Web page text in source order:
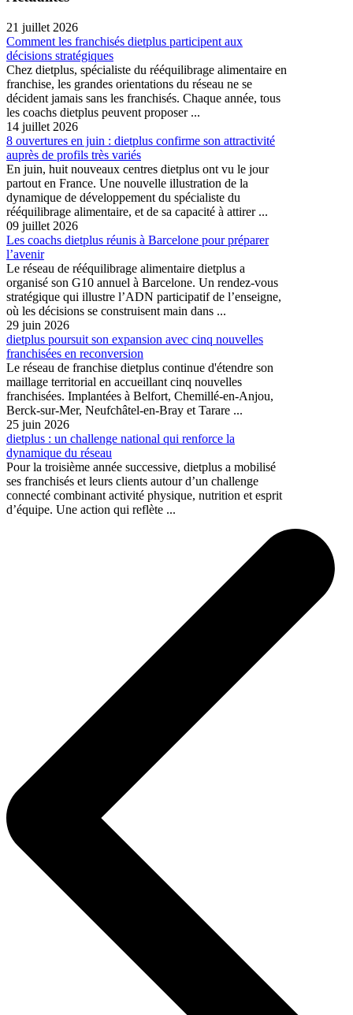
21 juillet 2026
Comment les franchisés dietplus participent aux
décisions stratégiques
Chez dietplus, spécialiste du rééquilibrage alimentaire en
franchise, les grandes orientations du réseau ne se
décident jamais sans les franchisés. Chaque année, tous
les coachs dietplus peuvent proposer ...
14 juillet 2026
8 ouvertures en juin : dietplus confirme son attractivité
auprès de profils très variés
En juin, huit nouveaux centres dietplus ont vu le jour
partout en France. Une nouvelle illustration de la
dynamique de développement du spécialiste du
rééquilibrage alimentaire, et de sa capacité à attirer ...
09 juillet 2026
Les coachs dietplus réunis à Barcelone pour préparer
l’avenir
Le réseau de rééquilibrage alimentaire dietplus a
organisé son G10 annuel à Barcelone. Un rendez-vous
stratégique qui illustre l’ADN participatif de l’enseigne,
où les décisions se construisent main dans ...
29 juin 2026
dietplus poursuit son expansion avec cinq nouvelles
franchisées en reconversion
Le réseau de franchise dietplus continue d'étendre son
maillage territorial en accueillant cinq nouvelles
franchisées. Implantées à Belfort, Chemillé-en-Anjou,
Berck-sur-Mer, Neufchâtel-en-Bray et Tarare ...
25 juin 2026
dietplus : un challenge national qui renforce la
dynamique du réseau
Pour la troisième année successive, dietplus a mobilisé
ses franchisés et leurs clients autour d’un challenge
connecté combinant activité physique, nutrition et esprit
d’équipe. Une action qui reflète ...